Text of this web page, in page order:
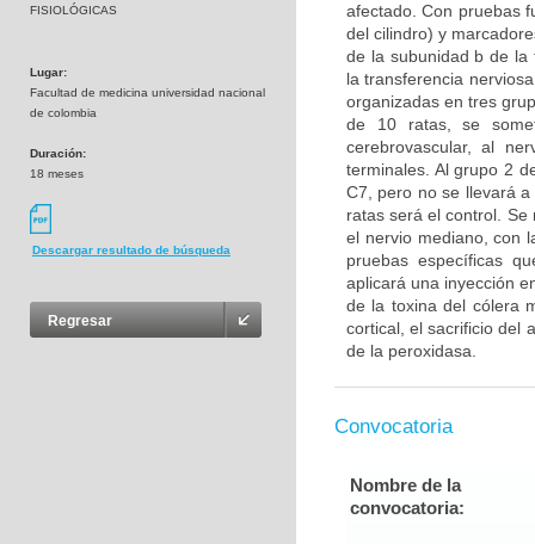
FISIOLÓGICAS
Lugar:
Facultad de medicina universidad nacional
de colombia
Duración:
18 meses
Descargar resultado de búsqueda
Regresar
afectado. Con pruebas
del cilindro) y
de la subunidad b de la
la transferencia
organizadas en tres
de 10 ratas, se
cerebrovascular, al
terminales. Al grupo 2
C7, pero no se llevará
ratas será el control.
el nervio mediano, con
pruebas específicas
aplicará una inyección
de la toxina del cólera
cortical, el sacrificio del
de la peroxidasa.
Convocatoria
Nombre de la
convocatoria: